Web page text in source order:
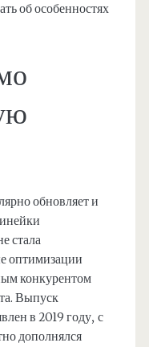
об особенностях
обновляет и
стала
оптимизации
конкурентом
Выпуск
в 2019 году, с
дополнялся